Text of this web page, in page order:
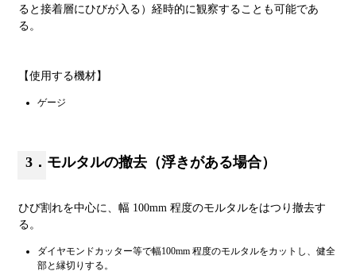
ると接着層にひびが入る）経時的に観察することも可能であ
る。
【使用する機材】
ゲージ
3．モルタルの撤去（浮きがある場合）
ひび割れを中心に、幅 100mm 程度のモルタルをはつり撤去す
る。
ダイヤモンドカッター等で幅100mm 程度のモルタルをカットし、健全
部と縁切りする。